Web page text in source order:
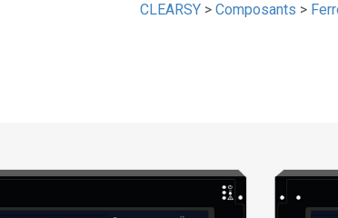
CLEARSY> Composants >